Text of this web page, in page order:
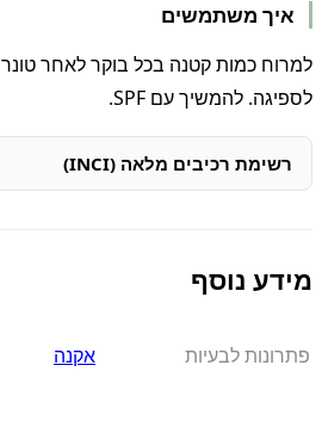
איך משתמשים
למרוח כמות קטנה בכל בוקר לאחר
לספיגה. להמשיך עם SPF.
רשימת רכיבים מלאה (INCI)
מידע נוסף
פתרונות לבעיות אקנה